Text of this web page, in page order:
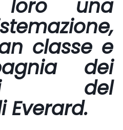
loro una
classe e
dei
del
Everard.